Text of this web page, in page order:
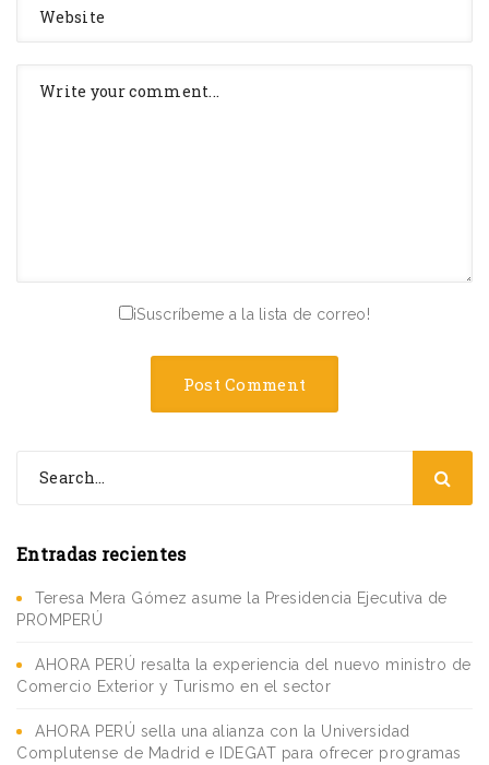
¡Suscríbeme a la lista de correo!
Entradas recientes
Teresa Mera Gómez asume la Presidencia Ejecutiva de
PROMPERÚ
AHORA PERÚ resalta la experiencia del nuevo ministro de
Comercio Exterior y Turismo en el sector
AHORA PERÚ sella una alianza con la Universidad
Complutense de Madrid e IDEGAT para ofrecer programas